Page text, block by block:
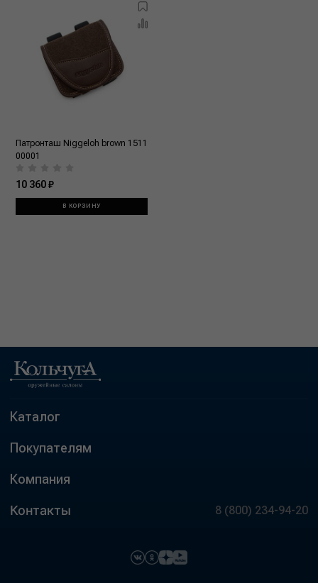
Патронташ Niggeloh brown 1511
00001
10 360 ₽
В КОРЗИНУ
Каталог
Покупателям
Компания
Контакты 8 (800) 234-94-20